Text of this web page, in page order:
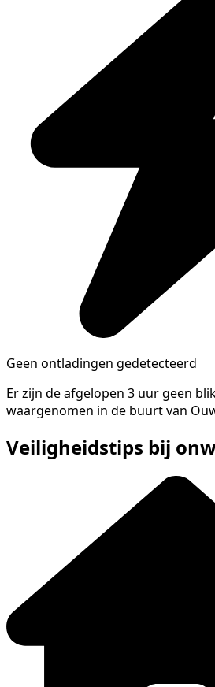
Geen ontladingen gedetecteerd
Er zijn de afgelopen 3 uur geen
waargenomen in de buurt van
Veiligheidstips bij